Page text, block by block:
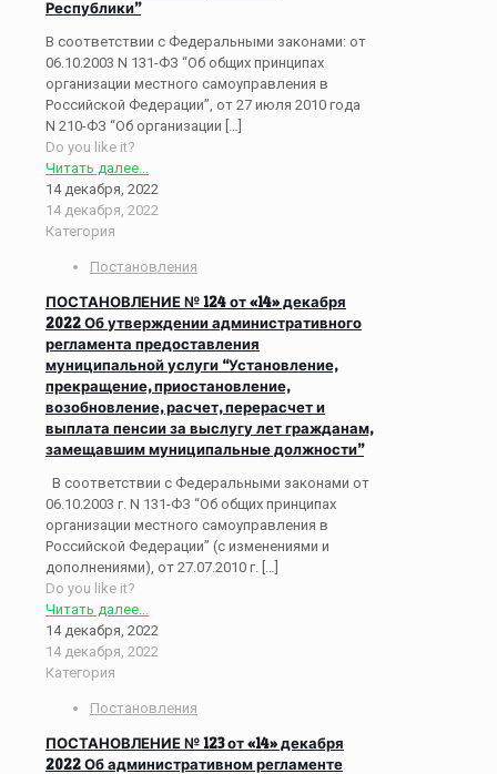
Республики”
В соответствии с Федеральными законами: от
06.10.2003 N 131-ФЗ “Об общих принципах
организации местного самоуправления в
Российской Федерации”, от 27 июля 2010 года
N 210-ФЗ “Об организации
Do you like it?
Читать далее...
14 декабря, 2022
14 декабря, 2022
Категория
Постановления
ПОСТАНОВЛЕНИЕ № 124 от «14» декабря
2022 Об утверждении административного
регламента предоставления
муниципальной услуги “Установление,
прекращение, приостановление,
возобновление, расчет, перерасчет и
выплата пенсии за выслугу лет гражданам,
замещавшим муниципальные должности”
В соответствии с Федеральными законами от
06.10.2003 г. N 131-ФЗ “Об общих принципах
организации местного самоуправления в
Российской Федерации” (с изменениями и
дополнениями), от 27.07.2010 г. […]
Do you like it?
Читать далее...
14 декабря, 2022
14 декабря, 2022
Категория
Постановления
ПОСТАНОВЛЕНИЕ № 123 от «14» декабря
2022 Об административном регламенте